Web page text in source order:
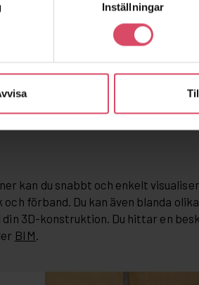
Inställningar
kan du snabbt och enkelt
förband. Du kan även blanda
3D-konstruktion. Du hittar en
BIM.